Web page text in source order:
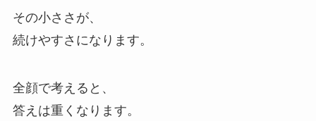
その小ささが、
続けやすさになります。
全顔で考えると、
答えは重くなります。